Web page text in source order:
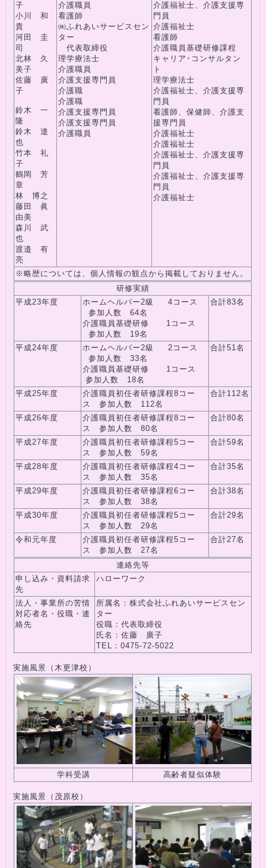
子
小川 和
貴
河田 圭
司
北林 久
美子
佐藤 廣
子
鈴木 一
隆
鈴木 達
也
竹本 礼
子
鶴岡 芳
章
林 博之
藤田 眞
由美
森川 武
也
渡邉 有
亮
介護職員
看護師
㈱ふれあいサービスセン
ター
代表取締役
理学療法士
介護職員
介護支援専門員
介護職
介護職
介護支援専門員
介護支援専門員
介護職員
介護福祉士、介護支援専
門員
介護福祉士
看護師
介護職員基礎研修課程
キャリア･コンサルタン
ト
理学療法士
介護福祉士、介護支援専
門員
看護師、保健師、介護支
援専門員
介護福祉士
介護福祉士
介護福祉士、介護支援専
門員
介護福祉士、介護支援専
門員
介護福祉士
※略歴については、個人情報の観点から掲載しておりません。
研修実績
平成23年度
ホームヘルパー2級 4コース
参加人数 64名
介護職員基礎研修 1コース
参加人数 19名
合計83名
平成24年度
ホームヘルパー2級 2コース
参加人数 33名
介護職員基礎研修 1コース
参加人数 18名
合計51名
平成25年度
介護職員初任者研修課程8コー
ス 参加人数 112名
合計112名
平成26年度
介護職員初任者研修課程8コー
ス 参加人数 80名
合計80名
平成27年度
介護職員初任者研修課程5コー
ス 参加人数 59名
合計59名
平成28年度
介護職員初任者研修課程4コー
ス 参加人数 35名
合計35名
平成29年度
介護職員初任者研修課程6コー
ス 参加人数 38名
合計38名
平成30年度
介護職員初任者研修課程5コー
ス 参加人数 29名
合計29名
令和元年度
介護職員初任者研修課程5コー
ス 参加人数 27名
合計27名
連絡先等
申し込み・資料請求
先
ハローワーク
法人・事業所の苦情
対応者名・役職・連
絡先
所属名：株式会社ふれあいサービスセン
ター
役職：代表取締役
氏名：佐藤 廣子
TEL：0475-72-5022
実施風景（木更津校）
学科受講 高齢者疑似体験
実施風景（茂原校）